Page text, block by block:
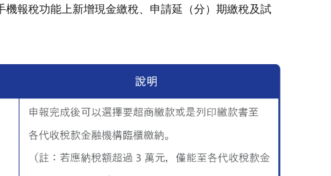
機報稅功能上新增現金繳稅、申請延（分）期繳稅及試